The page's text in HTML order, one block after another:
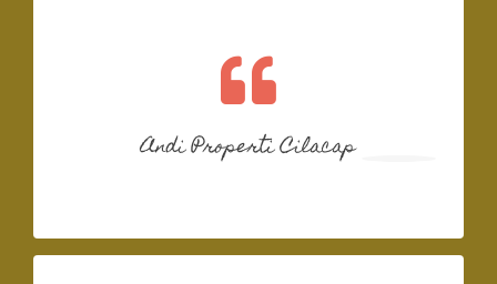
Andi Properti Cilacap